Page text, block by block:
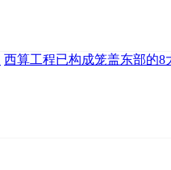
西算工程已构成笼盖东部的8